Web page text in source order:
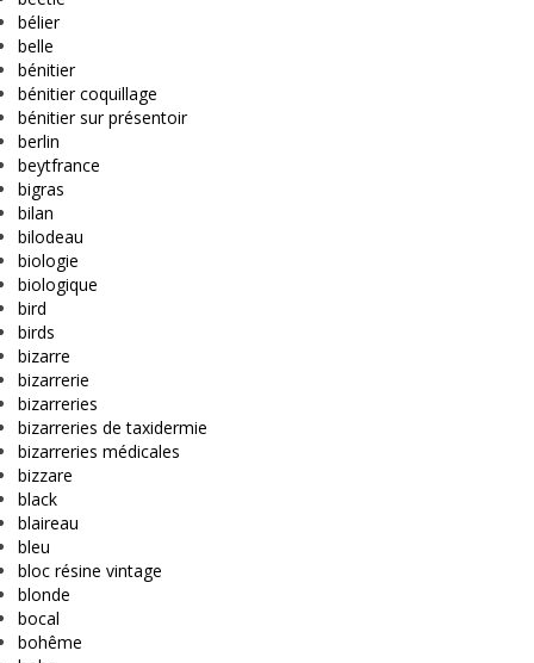
bélier
belle
bénitier
bénitier coquillage
bénitier sur présentoir
berlin
beytfrance
bigras
bilan
bilodeau
biologie
biologique
bird
birds
bizarre
bizarrerie
bizarreries
bizarreries de taxidermie
bizarreries médicales
bizzare
black
blaireau
bleu
bloc résine vintage
blonde
bocal
bohême